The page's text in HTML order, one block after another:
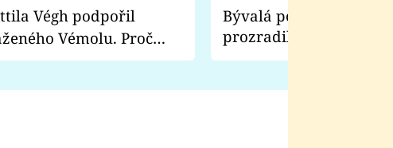
Vémolu. Proč
raději zápasit s ním než
Bývalá pornoherečka
prozradila, co ji
natáčení Euforie.